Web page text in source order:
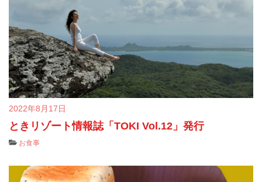
2022年8月17日
ときリゾート情報誌「TOKI Vol.12」発行
お食事